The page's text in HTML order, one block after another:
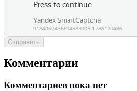
Отправить
Комментарии
Комментариев пока нет